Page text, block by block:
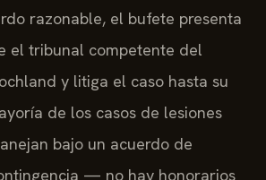
razonable, el bufete presenta
el tribunal competente del
y litiga el caso hasta su
de los casos de lesiones
bajo un acuerdo de
— no hay honorarios